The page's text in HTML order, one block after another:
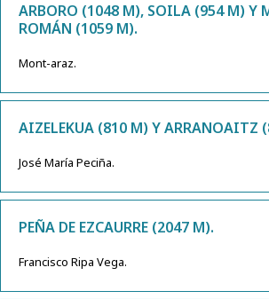
ARBORO (1048 M), SOILA (954 M) Y
ROMÁN (1059 M).
Mont-araz.
AIZELEKUA (810 M) Y ARRANOAITZ
José María Peciña.
PEÑA DE EZCAURRE (2047 M).
Francisco Ripa Vega.